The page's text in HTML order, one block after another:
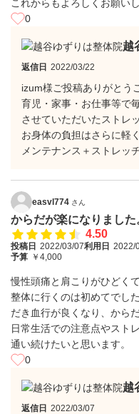
これからもよろしくお願いし
0
越
返信日 2022/03/22
izum様ご投稿ありがとう
育児・家事・お仕事等で
させていただいたストレ
お身体の負担はさらに軽
メンテナンス＋ストレッ
easvl774 さん
からだが楽になりました
4.50
投稿日 2022/03/07利用日 2022/
予算 ￥4,000
慢性頭痛と肩こりがひどく
整体に行くのは初めてでし
だき血行が良くなり、から
日常生活での注意点やスト
通い続けたいと思います。
0
越
返信日 2022/03/07